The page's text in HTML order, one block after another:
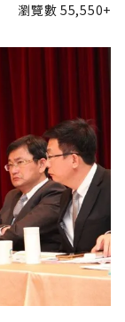
瀏覽數55,550+